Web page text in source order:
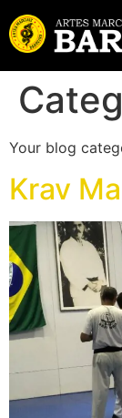
Your blog
Krav